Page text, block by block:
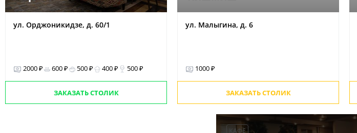
ул. Орджоникидзе, д. 60/1
2000 ₽ 600 ₽ 500 ₽ 400 ₽ 500 ₽
ЗАКАЗАТЬ СТОЛИК
ул. Малыгина, д. 6
1000 ₽
ЗАКАЗАТЬ СТОЛИК
КАФЕ